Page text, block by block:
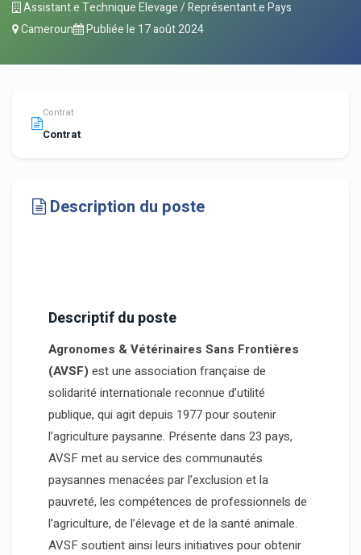
Assistant.e Technique Elevage / Représentant.e Pays
Cameroun
Publiée le 17 août 2024
Contrat
Contrat
Description du poste
Descriptif du poste
Agronomes & Vétérinaires Sans Frontières
(AVSF) est une association française de
solidarité internationale reconnue d’utilité
publique, qui agit depuis 1977 pour soutenir
l’agriculture paysanne. Présente dans 23 pays,
AVSF met au service des communautés
paysannes menacées par l’exclusion et la
pauvreté, les compétences de professionnels de
l’agriculture, de l’élevage et de la santé animale.
AVSF soutient ainsi leurs initiatives pour obtenir